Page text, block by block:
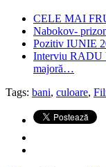
CELE MAI
Nabokov-
Pozitiv IUNIE
Interviu RADU
majoră…
Tags: bani, culoare,